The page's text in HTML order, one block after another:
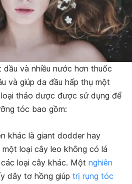
và nhiều nước hơn thuốc
và giúp da đầu hấp thụ một
thảo dược được sử dụng để
tóc bao gồm:
khác là giant dodder hay
một loại cây leo không có lá
loại cây khác. Một nghiên
dây tơ hồng giúp trị rụng tóc